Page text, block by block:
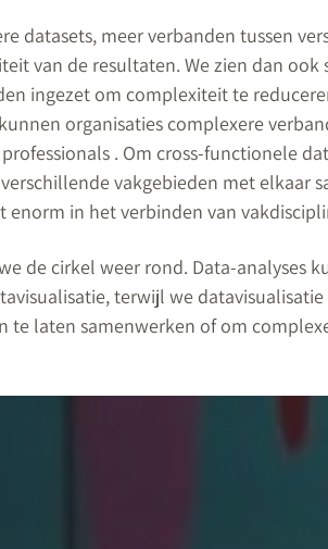
datasets, meer verbanden tussen
van de resultaten. We zien dan ook
ingezet om complexiteit te
organisaties complexere
. Om cross-functionele
vakgebieden met elkaar
enorm in het verbinden van
de cirkel weer rond. Data-analyses
terwijl we
te laten samenwerken of om